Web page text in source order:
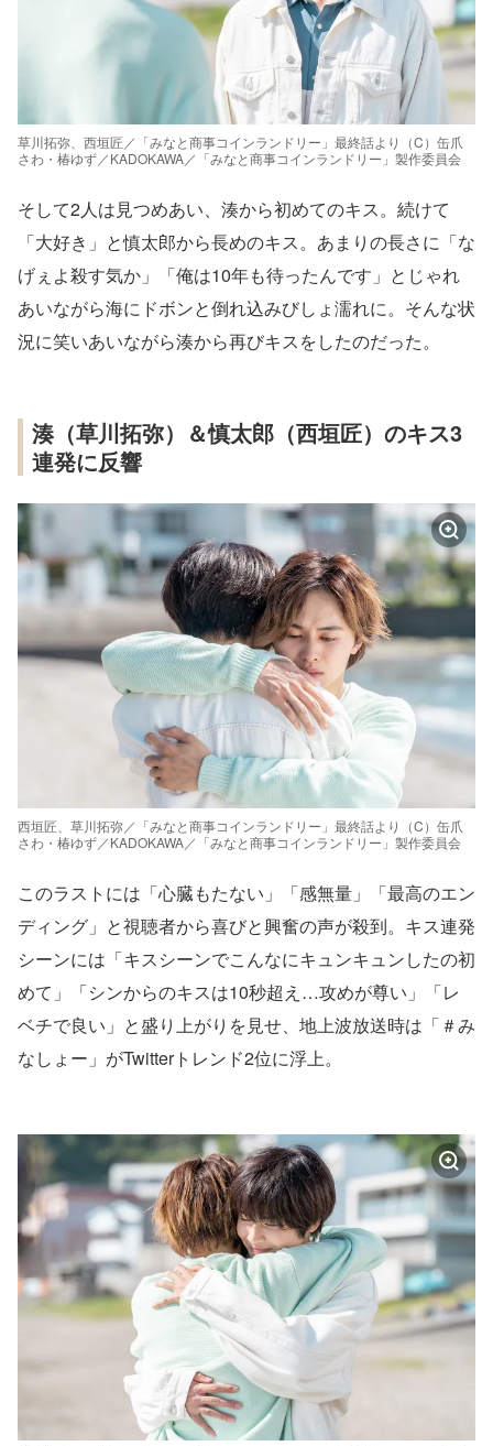
草川拓弥、西垣匠／「みなと商事コインランドリー」最終話より（C）缶爪
さわ・椿ゆず／KADOKAWA／「みなと商事コインランドリー」製作委員会
そして2人は見つめあい、湊から初めてのキス。続けて
「大好き」と慎太郎から長めのキス。あまりの長さに「な
げぇよ殺す気か」「俺は10年も待ったんです」とじゃれ
あいながら海にドボンと倒れ込みびしょ濡れに。そんな状
況に笑いあいながら湊から再びキスをしたのだった。
湊（草川拓弥）＆慎太郎（西垣匠）のキス3
連発に反響
西垣匠、草川拓弥／「みなと商事コインランドリー」最終話より（C）缶爪
さわ・椿ゆず／KADOKAWA／「みなと商事コインランドリー」製作委員会
このラストには「心臓もたない」「感無量」「最高のエン
ディング」と視聴者から喜びと興奮の声が殺到。キス連発
シーンには「キスシーンでこんなにキュンキュンしたの初
めて」「シンからのキスは10秒超え…攻めが尊い」「レ
ベチで良い」と盛り上がりを見せ、地上波放送時は「＃み
なしょー」がTwitterトレンド2位に浮上。